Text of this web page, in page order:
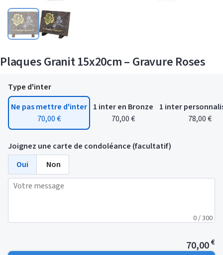
Plaques Granit 15x20cm – Gravure Roses
Type d'inter
Ne pas mettre d'inter
70,00 €
1 inter en Bronze
70,00 €
1 inter
78,00 €
Joignez une carte de condoléance (facultatif)
Oui
Non
0 / 300
70,00€